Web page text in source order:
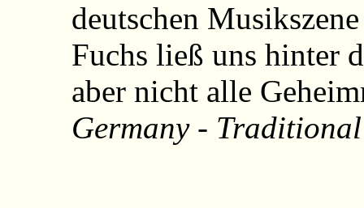
deutschen
Fuchs ließ uns hinter
aber nicht alle
Germany -